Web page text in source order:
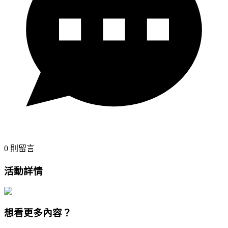
0 則留言
活動詳情
想看更多內容？